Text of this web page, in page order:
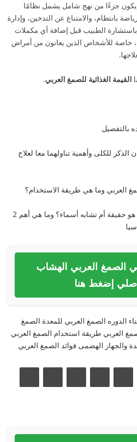
يكون جزءًا من نهج شامل يشمل نظامًا
بانتظام، والامتناع عن التدخين، وإدارة
الطبيب قبل إضافة أي مكملات
خاصة للأشخاص الذين يعانون من أمراض
القيمة الغذائية للصمغ العربي.
بالتفصيل
الذكر للكلى وأهمية تناولهما معا لعلاج
العربي وما هي طريقة الاستخدام؟
الصمغ العربي للسحر هل هو حقيقة أم تشابه أسماء؟ وما هي أهم 2
الصمغ العربي الهشاب
إضغط هنا
الدوره الصمغ العربي للمعدة الصمغ
العربي طريقة استخدام الصمغ العربي
والجهاز الهضمى فوائد الصمغ العربي
لينكدإن بينتيريست
مشاركة عبر البريد